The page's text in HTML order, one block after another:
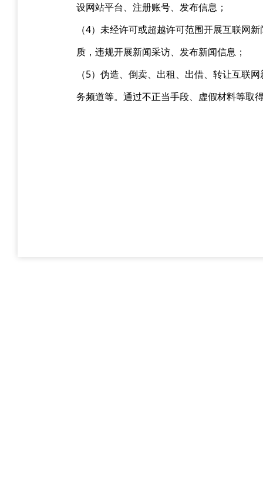
设网站平台、注册账号、发布信息；
（4）未经许可或超越许可范围开展互联网
质，违规开展新闻采访、发布新闻信息；
（5）伪造、倒卖、出租、出借、转让互联
务频道等。通过不正当手段、虚假材料等取